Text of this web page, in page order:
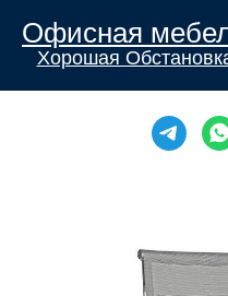
Офисная
Хорошая